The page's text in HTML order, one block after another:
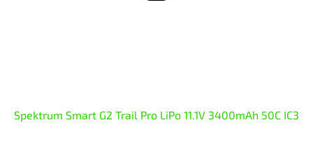
Spektrum Smart G2 Trail Pro LiPo 11.1V 3400mAh 50C IC3